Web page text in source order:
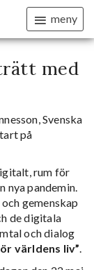
meny
med
Svenska
på
rum för
nya pandemin.
gemenskap
de digitala
och dialog
världens liv”.